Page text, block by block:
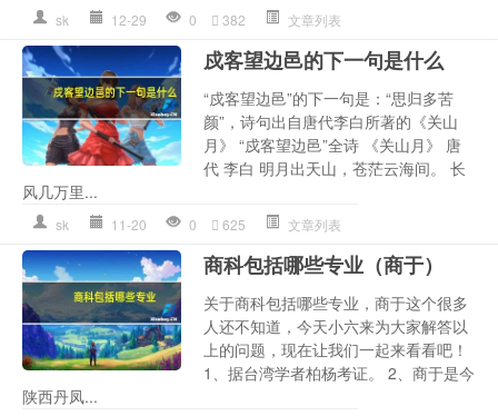
sk 12-29 0 382 文章列表
戍客望边邑的下一句是什么
“戍客望边邑”的下一句是：“思归多苦
颜”，诗句出自唐代李白所著的《关山
月》 “戍客望边邑”全诗 《关山月》 唐
代 李白 明月出天山，苍茫云海间。 长
风几万里...
sk 11-20 0 625 文章列表
商科包括哪些专业（商于）
关于商科包括哪些专业，商于这个很多
人还不知道，今天小六来为大家解答以
上的问题，现在让我们一起来看看吧！
1、据台湾学者柏杨考证。 2、商于是今
陕西丹凤...